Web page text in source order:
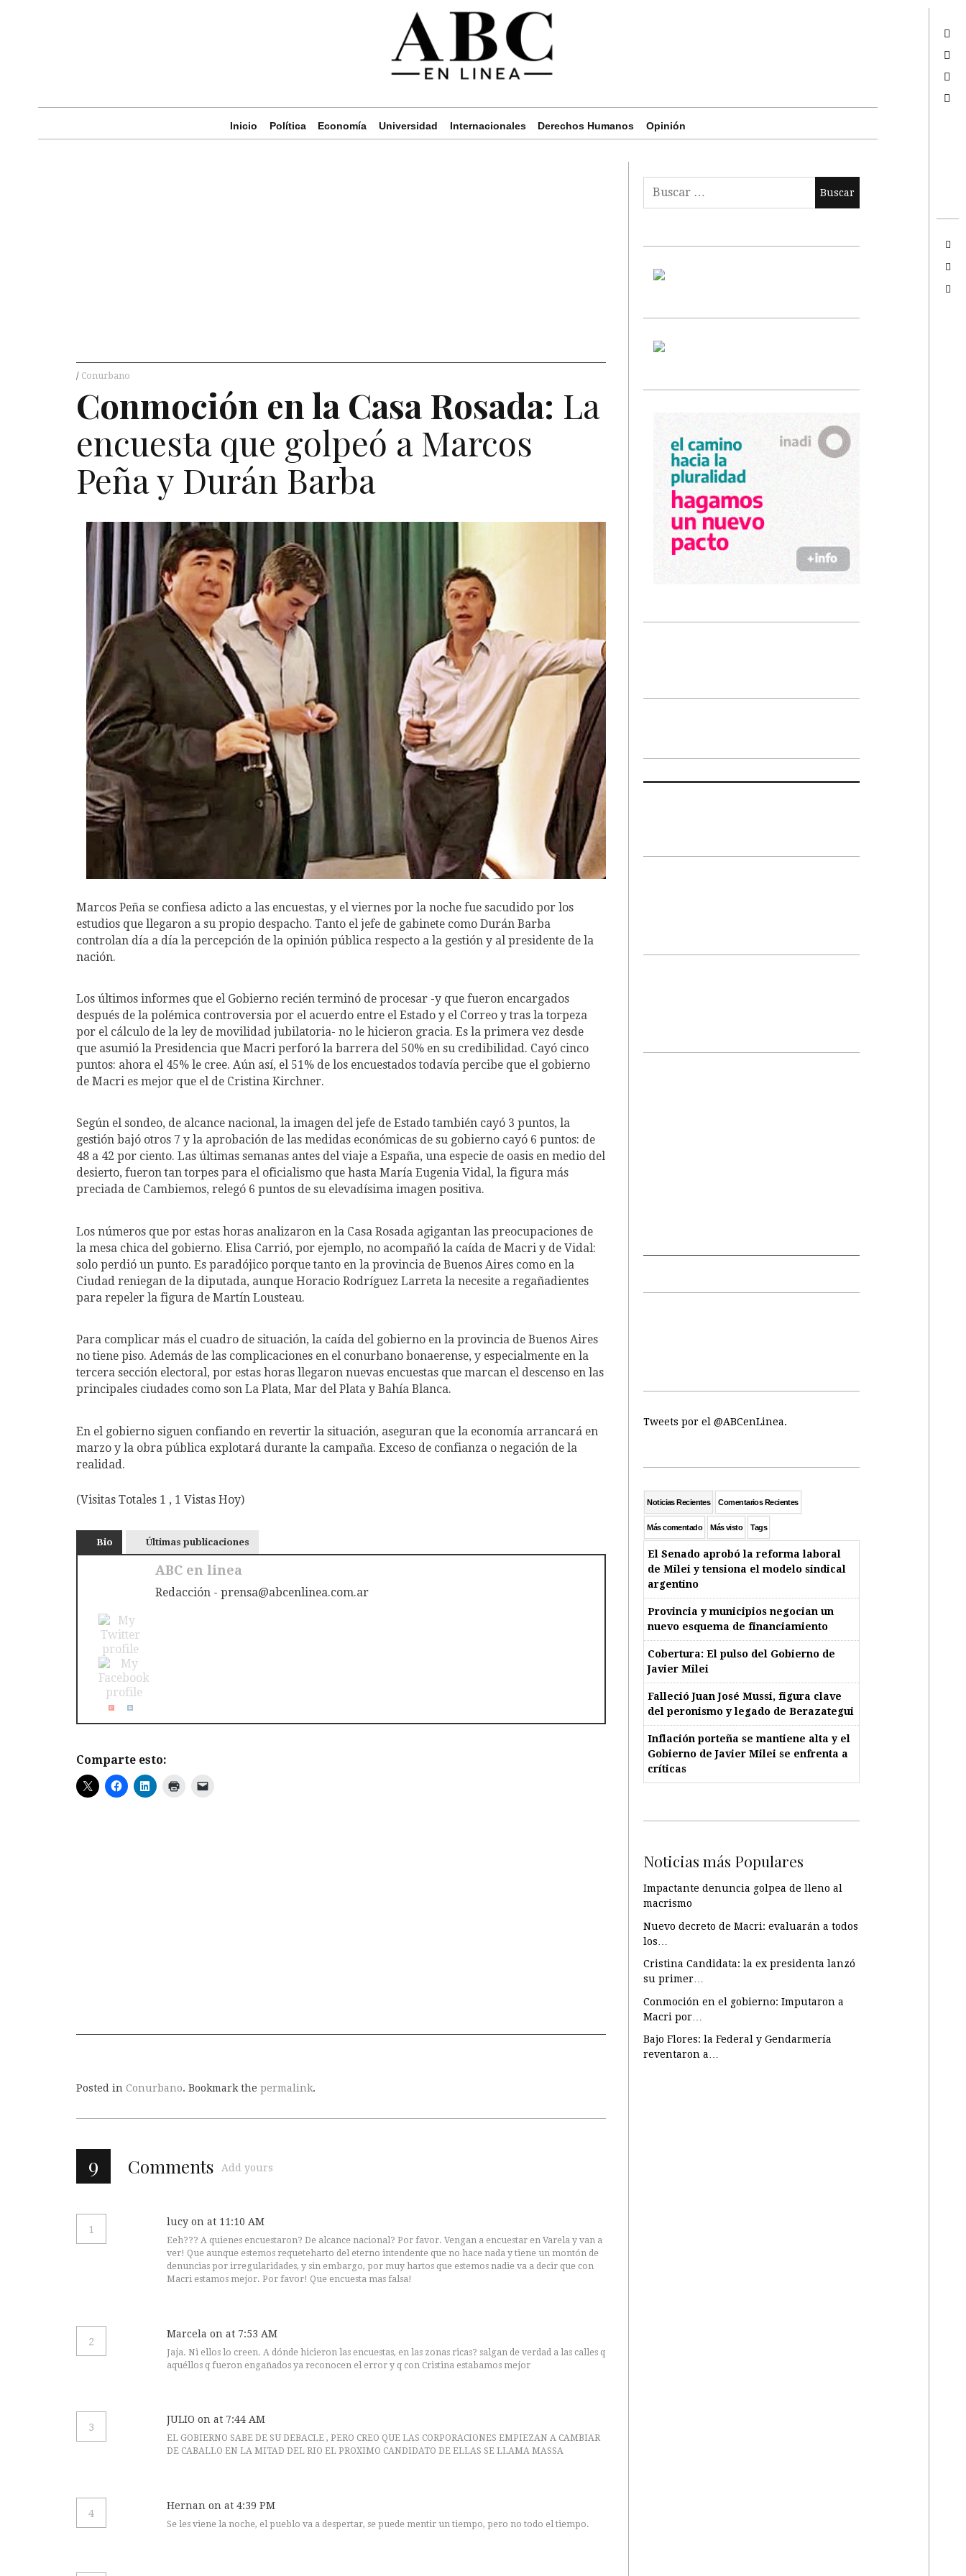
Inicio Política Economía Universidad Internacionales Derechos Humanos Opinión
Conurbano
Conmoción en la Casa Rosada: La
encuesta que golpeó a Marcos
Peña y Durán Barba
Marcos Peña se confiesa adicto a las encuestas, y el viernes por la noche fue sacudido por los
estudios que llegaron a su propio despacho. Tanto el jefe de gabinete como Durán Barba
controlan día a día la percepción de la opinión pública respecto a la gestión y al presidente de la
nación.
Los últimos informes que el Gobierno recién terminó de procesar -y que fueron encargados
después de la polémica controversia por el acuerdo entre el Estado y el Correo y tras la torpeza
por el cálculo de la ley de movilidad jubilatoria- no le hicieron gracia. Es la primera vez desde
que asumió la Presidencia que Macri perforó la barrera del 50% en su credibilidad. Cayó cinco
puntos: ahora el 45% le cree. Aún así, el 51% de los encuestados todavía percibe que el gobierno
de Macri es mejor que el de Cristina Kirchner.
Según el sondeo, de alcance nacional, la imagen del jefe de Estado también cayó 3 puntos, la
gestión bajó otros 7 y la aprobación de las medidas económicas de su gobierno cayó 6 puntos: de
48 a 42 por ciento. Las últimas semanas antes del viaje a España, una especie de oasis en medio del
desierto, fueron tan torpes para el oficialismo que hasta María Eugenia Vidal, la figura más
preciada de Cambiemos, relegó 6 puntos de su elevadísima imagen positiva.
Los números que por estas horas analizaron en la Casa Rosada agigantan las preocupaciones de
la mesa chica del gobierno. Elisa Carrió, por ejemplo, no acompañó la caída de Macri y de Vidal:
solo perdió un punto. Es paradójico porque tanto en la provincia de Buenos Aires como en la
Ciudad reniegan de la diputada, aunque Horacio Rodríguez Larreta la necesite a regañadientes
para repeler la figura de Martín Lousteau.
Para complicar más el cuadro de situación, la caída del gobierno en la provincia de Buenos Aires
no tiene piso. Además de las complicaciones en el conurbano bonaerense, y especialmente en la
tercera sección electoral, por estas horas llegaron nuevas encuestas que marcan el descenso en las
principales ciudades como son La Plata, Mar del Plata y Bahía Blanca.
En el gobierno siguen confiando en revertir la situación, aseguran que la economía arrancará en
marzo y la obra pública explotará durante la campaña. Exceso de confianza o negación de la
realidad.
(Visitas Totales 1 , 1 Vistas Hoy)
Bio Últimas publicaciones
ABC en linea
Redacción - prensa@abcenlinea.com.ar
Comparte esto:
Posted in Conurbano. Bookmark the permalink.
9 Comments Add yours
1
lucy on at 11:10 AM
Eeh??? A quienes encuestaron? De alcance nacional? Por favor. Vengan a encuestar en Varela y van a
ver! Que aunque estemos requeteharto del eterno intendente que no hace nada y tiene un montón de
denuncias por irregularidades, y sin embargo, por muy hartos que estemos nadie va a decir que con
Macri estamos mejor. Por favor! Que encuesta mas falsa!
2
Marcela on at 7:53 AM
Jaja. Ni ellos lo creen. A dónde hicieron las encuestas, en las zonas ricas? salgan de verdad a las calles q
aquéllos q fueron engañados ya reconocen el error y q con Cristina estabamos mejor
3
JULIO on at 7:44 AM
EL GOBIERNO SABE DE SU DEBACLE , PERO CREO QUE LAS CORPORACIONES EMPIEZAN A CAMBIAR
DE CABALLO EN LA MITAD DEL RIO EL PROXIMO CANDIDATO DE ELLAS SE LLAMA MASSA
4
Hernan on at 4:39 PM
Se les viene la noche, el pueblo va a despertar, se puede mentir un tiempo, pero no todo el tiempo.
Tweets por el @ABCenLinea.
Noticias Recientes Comentarios Recientes
Más comentado Más visto Tags
El Senado aprobó la reforma laboral
de Milei y tensiona el modelo sindical
argentino
Provincia y municipios negocian un
nuevo esquema de financiamiento
Cobertura: El pulso del Gobierno de
Javier Milei
Falleció Juan José Mussi, figura clave
del peronismo y legado de Berazategui
Inflación porteña se mantiene alta y el
Gobierno de Javier Milei se enfrenta a
críticas
Noticias más Populares
Impactante denuncia golpea de lleno al
macrismo
Nuevo decreto de Macri: evaluarán a todos
los…
Cristina Candidata: la ex presidenta lanzó
su primer…
Conmoción en el gobierno: Imputaron a
Macri por…
Bajo Flores: la Federal y Gendarmería
reventaron a…